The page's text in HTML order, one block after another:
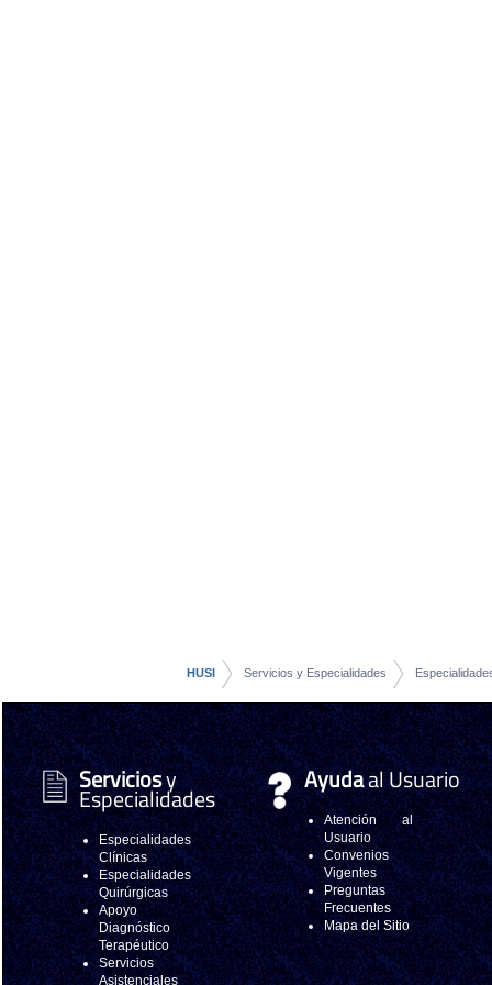
HUSI Servicios y Especialidades
Serviciosy
Especialidades
Especialidades
Clínicas
Especialidades
Quirúrgicas
Apoyo
Diagnóstico
Terapéutico
Servicios
Asistenciales
Ayudaal Usuario
Atención al
Usuario
Convenios
Vigentes
Preguntas
Frecuentes
Mapa del Sitio